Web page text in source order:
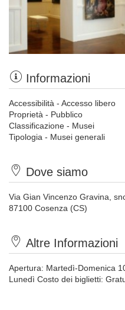
Informazioni
Accessibilità - Accesso libero
Proprietà - Pubblico
Classificazione - Musei
Tipologia - Musei generali
Dove siamo
Via Gian Vincenzo Gravina,
87100 Cosenza (CS)
Altre Informazioni
Apertura: Martedì-Domenica
Lunedì Costo dei biglietti: